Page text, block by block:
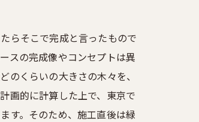
らそこで完成と言ったもので
スの完成像やコンセプトは異
のくらいの大きさの木々を、
画的に計算した上で、東京で
す。そのため、施工直後は緑